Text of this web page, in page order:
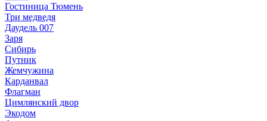
Гостиница Тюмень
Три медведя
Даудель 007
Заря
Сибирь
Путник
Жемчужина
Карданвал
Флагман
Цимлянский двор
Экодом